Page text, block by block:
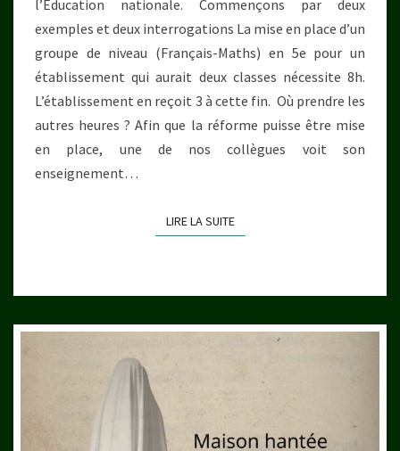
l’Education nationale. Commençons par deux
exemples et deux interrogations La mise en place d’un
groupe de niveau (Français-Maths) en 5e pour un
établissement qui aurait deux classes nécessite 8h.
L’établissement en reçoit 3 à cette fin. Où prendre les
autres heures ? Afin que la réforme puisse être mise
en place, une de nos collègues voit son
enseignement…
LIRE LA SUITELIRE LA SUITE